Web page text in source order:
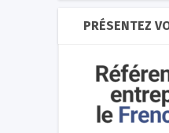
PRÉSENTEZ